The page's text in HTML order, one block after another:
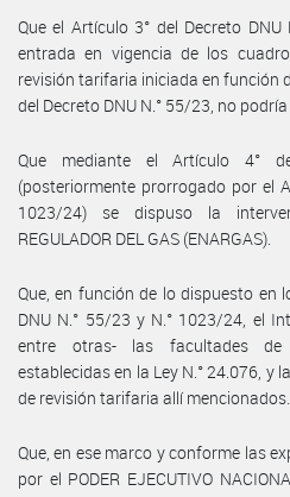
Que el Artículo 3° del Decreto
entrada en vigencia de los
revisión tarifaria iniciada en función
del Decreto DNU N.° 55/23, no
Que mediante el Artículo 4°
(posteriormente prorrogado por el
1023/24) se dispuso la
REGULADOR DEL GAS (ENARGAS).
Que, en función de lo dispuesto en
DNU N.° 55/23 y N.° 1023/24, el
entre otras- las facultades de
establecidas en la Ley N.° 24.076, y
de revisión tarifaria allí mencionados.
Que, en ese marco y conforme las
por el PODER EJECUTIVO